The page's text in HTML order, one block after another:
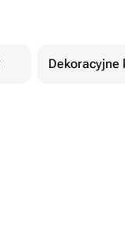
Dekoracyjne